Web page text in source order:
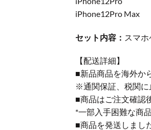
iPhone12Pro Max
セット内容： スマホ
【配送詳細】
■新品商品を海外か
※通関保証、税関に
■商品はご注文確認
*一部入手困難な商
■商品を発送しまし